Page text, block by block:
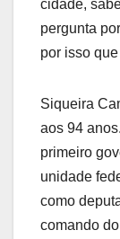
cidade,
pergunta
por isso
Siqueira
aos 94
primeiro
unidade
como
comando